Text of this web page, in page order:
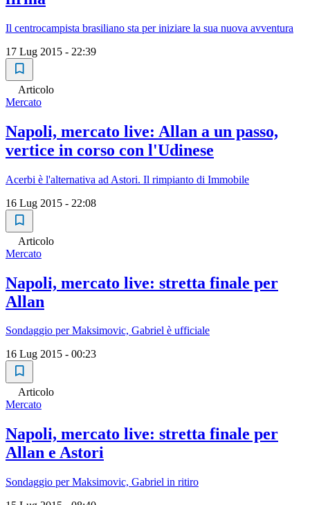
Il centrocampista brasiliano sta per iniziare la sua nuova avventura
17 Lug 2015 - 22:39
Articolo
Mercato
Napoli, mercato live: Allan a un passo,
vertice in corso con l'Udinese
Acerbi è l'alternativa ad Astori. Il rimpianto di Immobile
16 Lug 2015 - 22:08
Articolo
Mercato
Napoli, mercato live: stretta finale per
Allan
Sondaggio per Maksimovic, Gabriel è ufficiale
16 Lug 2015 - 00:23
Articolo
Mercato
Napoli, mercato live: stretta finale per
Allan e Astori
Sondaggio per Maksimovic, Gabriel in ritiro